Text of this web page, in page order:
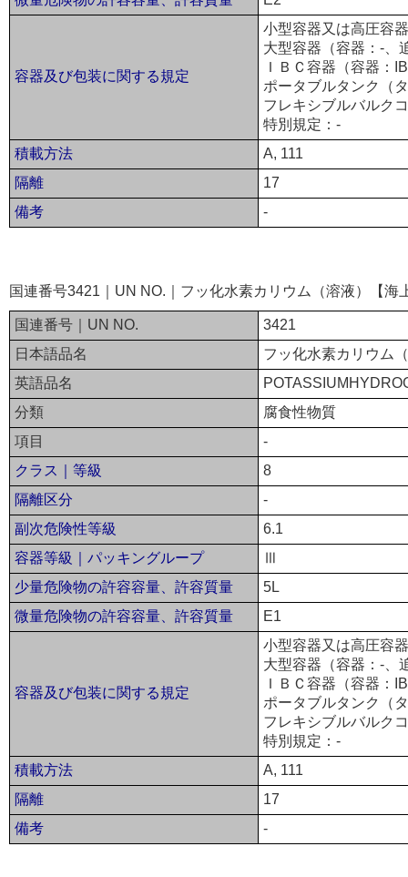
容器及び包装に関する規定
小型容器又は高圧容
大型容器（容器：-、
ＩＢＣ容器（容器：
ポータブルタンク（
フレキシブルバルク
特別規定：-
積載方法
A, 111
隔離
17
備考
-
国連番号3421｜UN NO.｜フッ化水素カリウム（溶液）【海
国連番号｜UN NO.
3421
日本語品名
フッ化水素カリウム
英語品名
分類
腐食性物質
項目
-
クラス｜等級
8
隔離区分
-
副次危険性等級
6.1
容器等級｜パッキングループ
Ⅲ
少量危険物の許容容量、許容質量
5L
微量危険物の許容容量、許容質量
E1
容器及び包装に関する規定
小型容器又は高圧容
大型容器（容器：-、
ＩＢＣ容器（容器：
ポータブルタンク（
フレキシブルバルク
特別規定：-
積載方法
A, 111
隔離
17
備考
-